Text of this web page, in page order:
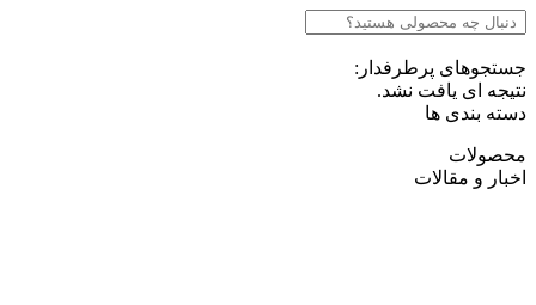
جستجوهای پرطرفدار:
نتیجه ای یافت نشد.
دسته بندی ها
محصولات
اخبار و مقالات